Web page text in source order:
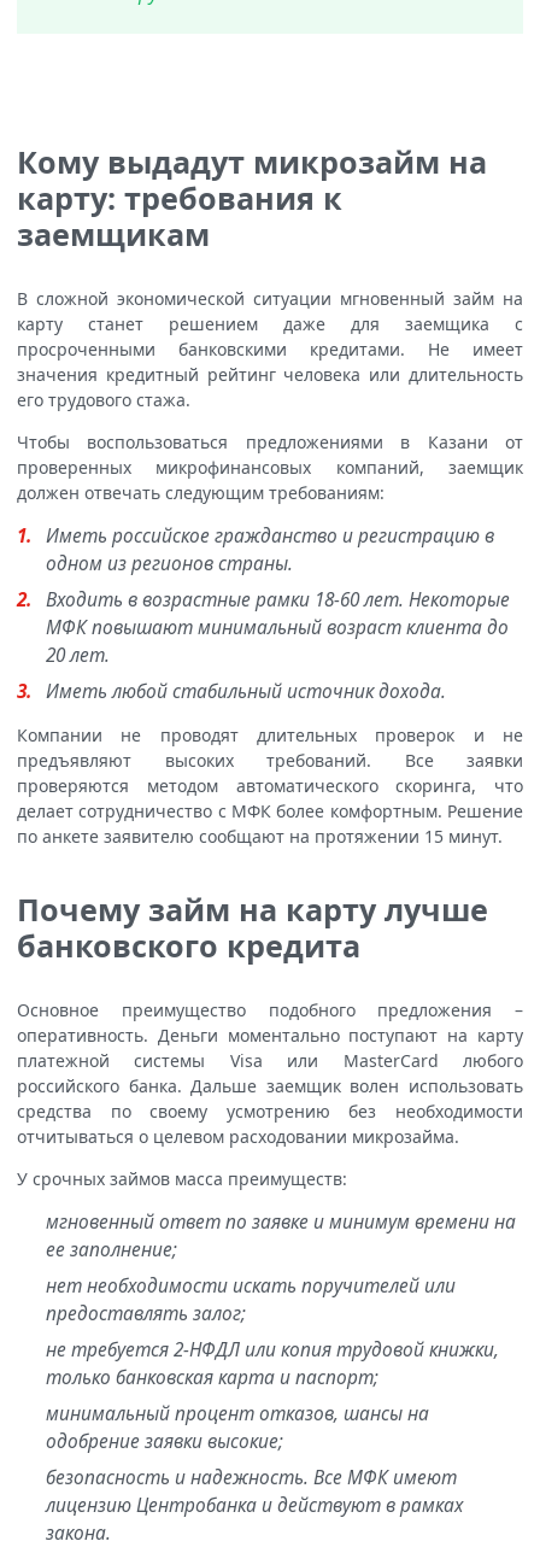
Кому выдадут микрозайм на
карту: требования к
заемщикам
В сложной экономической ситуации мгновенный займ на
карту станет решением даже для заемщика с
просроченными банковскими кредитами. Не имеет
значения кредитный рейтинг человека или длительность
его трудового стажа.
Чтобы воспользоваться предложениями в Казани от
проверенных микрофинансовых компаний, заемщик
должен отвечать следующим требованиям:
Иметь российское гражданство и регистрацию в
одном из регионов страны.
Входить в возрастные рамки 18-60 лет. Некоторые
МФК повышают минимальный возраст клиента до
20 лет.
Иметь любой стабильный источник дохода.
Компании не проводят длительных проверок и не
предъявляют высоких требований. Все заявки
проверяются методом автоматического скоринга, что
делает сотрудничество с МФК более комфортным. Решение
по анкете заявителю сообщают на протяжении 15 минут.
Почему займ на карту лучше
банковского кредита
Основное преимущество подобного предложения –
оперативность. Деньги моментально поступают на карту
платежной системы Visa или MasterCard любого
российского банка. Дальше заемщик волен использовать
средства по своему усмотрению без необходимости
отчитываться о целевом расходовании микрозайма.
У срочных займов масса преимуществ:
мгновенный ответ по заявке и минимум времени на
ее заполнение;
нет необходимости искать поручителей или
предоставлять залог;
не требуется 2-НФДЛ или копия трудовой книжки,
только банковская карта и паспорт;
минимальный процент отказов, шансы на
одобрение заявки высокие;
безопасность и надежность. Все МФК имеют
лицензию Центробанка и действуют в рамках
закона.